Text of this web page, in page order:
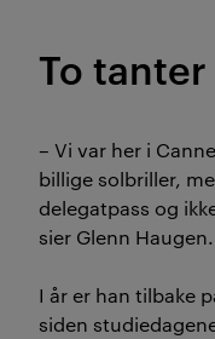
To
– Vi var her i
billige solbriller,
delegatpass og
sier Glenn Haugen.
I år er han tilbake
siden